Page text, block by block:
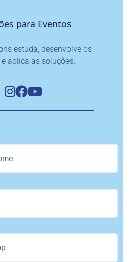
para Eventos
estuda, desenvolve os
aplica as soluções.